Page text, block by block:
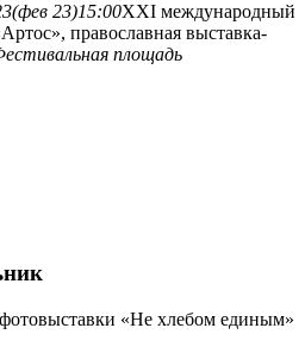
(фев 23)15:00XXI международный
православная выставка-
площадь
«Не хлебом единым»